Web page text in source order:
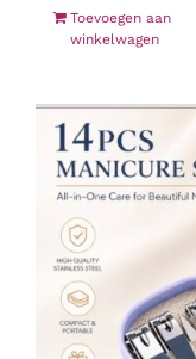
Toevoegen aan
winkelwagen